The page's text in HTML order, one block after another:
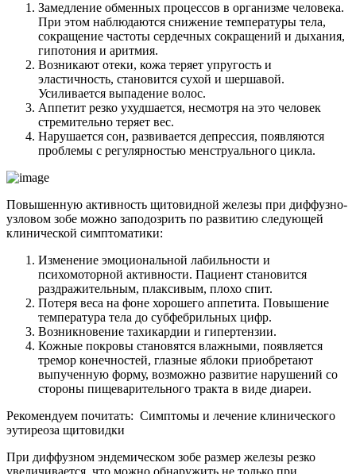
Замедление обменных процессов в организме человека.
При этом наблюдаются снижение температуры тела,
сокращение частоты сердечных сокращений и дыхания,
гипотония и аритмия.
Возникают отеки, кожа теряет упругость и
эластичность, становится сухой и шершавой.
Усиливается выпадение волос.
Аппетит резко ухудшается, несмотря на это человек
стремительно теряет вес.
Нарушается сон, развивается депрессия, появляются
проблемы с регулярностью менструального цикла.
Повышенную активность щитовидной железы при диффузно-
узловом зобе можно заподозрить по развитию следующей
клинической симптоматики:
Изменение эмоциональной лабильности и
психомоторной активности. Пациент становится
раздражительным, плаксивым, плохо спит.
Потеря веса на фоне хорошего аппетита. Повышение
температура тела до субфебрильных цифр.
Возникновение тахикардии и гипертензии.
Кожные покровы становятся влажными, появляется
тремор конечностей, глазные яблоки приобретают
выпученную форму, возможно развитие нарушений со
стороны пищеварительного тракта в виде диареи.
Рекомендуем почитать: Симптомы и лечение клинического
эутиреоза щитовидки
При диффузном эндемическом зобе размер железы резко